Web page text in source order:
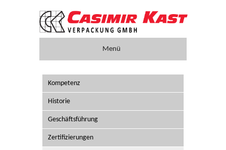
Menü
Unternehmen
Nachhaltigkeit
Kompetenz
Historie
Geschäftsführung
Zertifizierungen